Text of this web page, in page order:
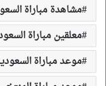
مشاهدة مباراة
معلقين مباراة
موعد مباراة